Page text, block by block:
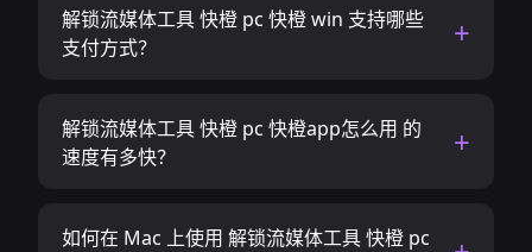
解锁流媒体工具 快橙 pc 快橙 win 支持哪些
支付方式？
解锁流媒体工具 快橙 pc 快橙app怎么用 的
速度有多快？
如何在 Mac 上使用 解锁流媒体工具 快橙 pc